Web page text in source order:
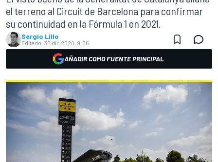
el terreno al Circuit de Barcelona para confirmar
su continuidad en la Fórmula 1 en 2021.
Sergio Lillo
Editado: 30 dic 2020, 9:06
AÑADIR COMO FUENTE PRINCIPAL